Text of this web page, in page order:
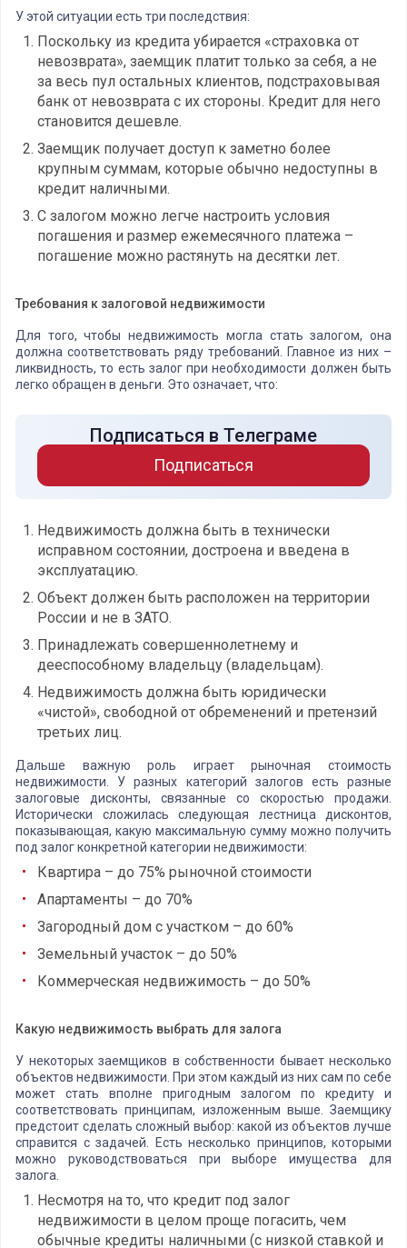
У этой ситуации есть три последствия:
Поскольку из кредита убирается «страховка от
невозврата», заемщик платит только за себя, а не
за весь пул остальных клиентов, подстраховывая
банк от невозврата с их стороны. Кредит для него
становится дешевле.
Заемщик получает доступ к заметно более
крупным суммам, которые обычно недоступны в
кредит наличными.
С залогом можно легче настроить условия
погашения и размер ежемесячного платежа –
погашение можно растянуть на десятки лет.
Требования к залоговой недвижимости
Для того, чтобы недвижимость могла стать залогом, она
должна соответствовать ряду требований. Главное из них –
ликвидность, то есть залог при необходимости должен быть
легко обращен в деньги. Это означает, что:
Подписаться в Телеграме
Подписаться
Недвижимость должна быть в технически
исправном состоянии, достроена и введена в
эксплуатацию.
Объект должен быть расположен на территории
России и не в ЗАТО.
Принадлежать совершеннолетнему и
дееспособному владельцу (владельцам).
Недвижимость должна быть юридически
«чистой», свободной от обременений и претензий
третьих лиц.
Дальше важную роль играет рыночная стоимость
недвижимости. У разных категорий залогов есть разные
залоговые дисконты, связанные со скоростью продажи.
Исторически сложилась следующая лестница дисконтов,
показывающая, какую максимальную сумму можно получить
под залог конкретной категории недвижимости:
Квартира – до 75% рыночной стоимости
Апартаменты – до 70%
Загородный дом с участком – до 60%
Земельный участок – до 50%
Коммерческая недвижимость – до 50%
Какую недвижимость выбрать для залога
У некоторых заемщиков в собственности бывает несколько
объектов недвижимости. При этом каждый из них сам по себе
может стать вполне пригодным залогом по кредиту и
соответствовать принципам, изложенным выше. Заемщику
предстоит сделать сложный выбор: какой из объектов лучше
справится с задачей. Есть несколько принципов, которыми
можно руководствоваться при выборе имущества для
залога.
Несмотря на то, что кредит под залог
недвижимости в целом проще погасить, чем
обычные кредиты наличными (с низкой ставкой и